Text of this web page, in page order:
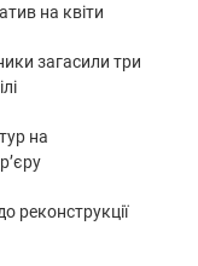
на квіти
загасили три
на
реконструкції